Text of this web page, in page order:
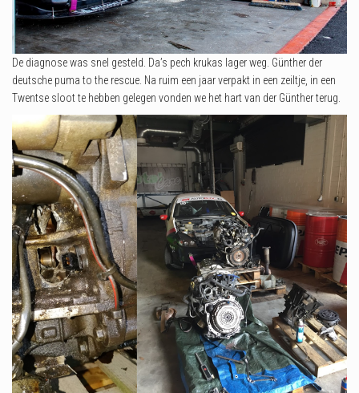
De diagnose was snel gesteld. Da’s pech krukas lager weg. Günther der
deutsche puma to the rescue. Na ruim een jaar verpakt in een zeiltje, in een
Twentse sloot te hebben gelegen vonden we het hart van der Günther terug.